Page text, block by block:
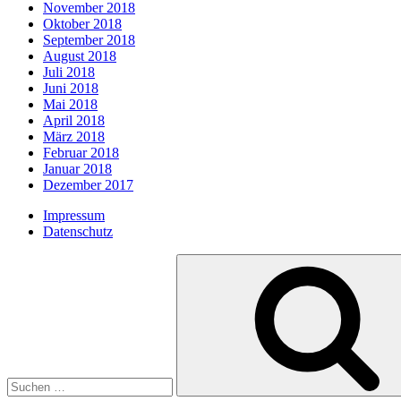
November 2018
Oktober 2018
September 2018
August 2018
Juli 2018
Juni 2018
Mai 2018
April 2018
März 2018
Februar 2018
Januar 2018
Dezember 2017
Impressum
Datenschutz